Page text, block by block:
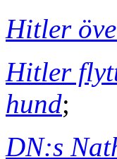
Hitler
Hitler
hund;
DN:s